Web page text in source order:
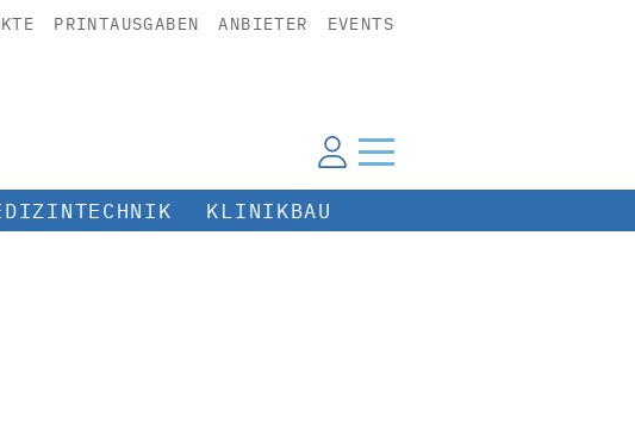
PRINTAUSGABEN ANBIETER EVENTS
KLINIKBAU